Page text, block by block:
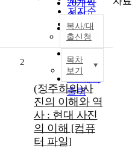
저자순
발행기
관순
20개씩
출력
30개씩
출력
50개씩
출력
100개씩
출력
복사/대
출신청
목차
보기
2
(정주하의)사
진의 이해와 역
사 : 현대 사진
의 이해 [컴퓨
터 파일]